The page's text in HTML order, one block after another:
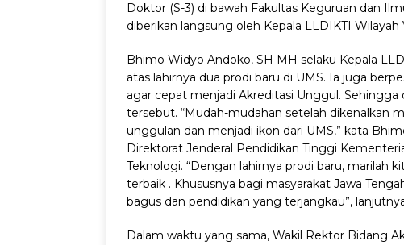
Doktor (S-3) di bawah Fakultas Keguruan dan
diberikan langsung oleh Kepala LLDIKTI Wilayah
Bhimo Widyo Andoko, SH MH selaku Kepala
atas lahirnya dua prodi baru di UMS. Ia juga
agar cepat menjadi Akreditasi Unggul.
tersebut. “Mudah-mudahan setelah dikenalkan
unggulan dan menjadi ikon dari UMS,” kata
Direktorat Jenderal Pendidikan Tinggi
Teknologi. “Dengan lahirnya prodi baru, marilah
terbaik . Khususnya bagi masyarakat Jawa
bagus dan pendidikan yang terjangkau”,
Dalam waktu yang sama, Wakil Rektor Bidang